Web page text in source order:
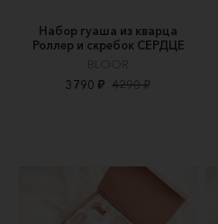
Набор гуаша из кварца
Роллер и скребок СЕРДЦЕ
BLOOR
3790 ₽ 4290 ₽